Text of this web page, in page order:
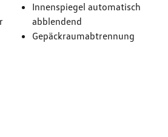
Innenspiegel automatisch
abblendend
Gepäckraumabtrennung